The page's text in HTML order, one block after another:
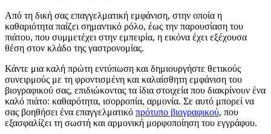
Από τη δική σας επαγγελματική εμφάνιση, στην οποία η
καθαριότητα παίζει σημαντικό ρόλο, έως την παρουσίαση του
πιάτου, που συμμετέχει στην εμπειρία, η εικόνα έχει εξέχουσα
θέση στον κλάδο της γαστρονομίας.
Κάντε μια καλή πρώτη εντύπωση και δημιουργήστε θετικούς
συνειρμούς με τη φροντισμένη και καλαίσθητη εμφάνιση του
βιογραφικού σας, επιδιώκοντας τα ίδια στοιχεία που διακρίνουν ένα
καλό πιάτο: καθαρότητα, ισορροπία, αρμονία. Σε αυτό μπορεί να
σας βοηθήσει ένα επαγγελματικό πρότυπο βιογραφικού, που
εξασφαλίζει τη σωστή και αρμονική μορφοποίηση του εγγράφου.